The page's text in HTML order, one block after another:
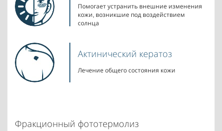
Помогает устранить внешние изменения
кожи, возникшие под воздействием
солнца
Актинический кератоз
Лечение общего состояния кожи
Фракционный фототермолиз